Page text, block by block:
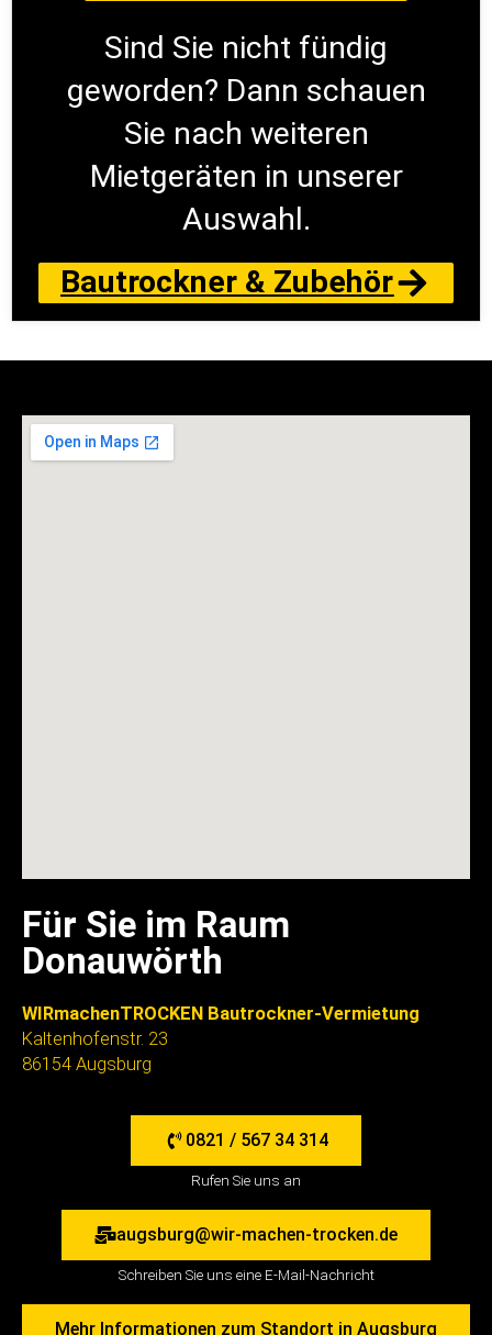
Sind Sie nicht fündig
geworden? Dann schauen
Sie nach weiteren
Mietgeräten in unserer
Auswahl.
Bautrockner & Zubehör
Für Sie im Raum
Donauwörth
WIRmachenTROCKEN Bautrockner-Vermietung
Kaltenhofenstr. 23
86154 Augsburg
0821 / 567 34 314
Rufen Sie uns an
augsburg@wir-machen-trocken.de
Schreiben Sie uns eine E-Mail-Nachricht
Mehr Informationen zum Standort in Augsburg